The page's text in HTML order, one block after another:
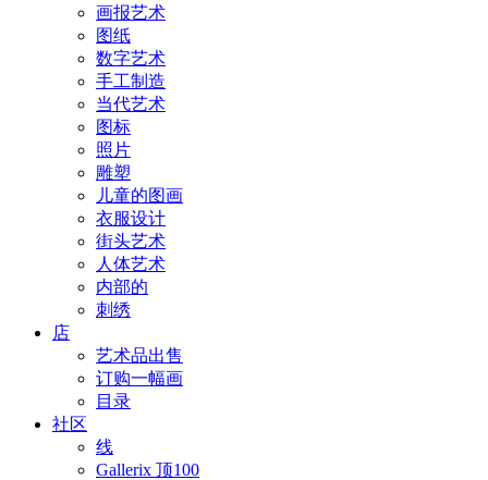
画报艺术
图纸
数字艺术
手工制造
当代艺术
图标
照片
雕塑
儿童的图画
衣服设计
街头艺术
人体艺术
内部的
刺绣
店
艺术品出售
订购一幅画
目录
社区
线
Gallerix 顶100